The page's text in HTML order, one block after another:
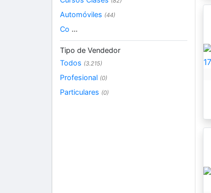
Automóviles (44)
Co ...
Tipo de Vendedor
Todos (3.215)
Profesional (0)
Particulares (0)